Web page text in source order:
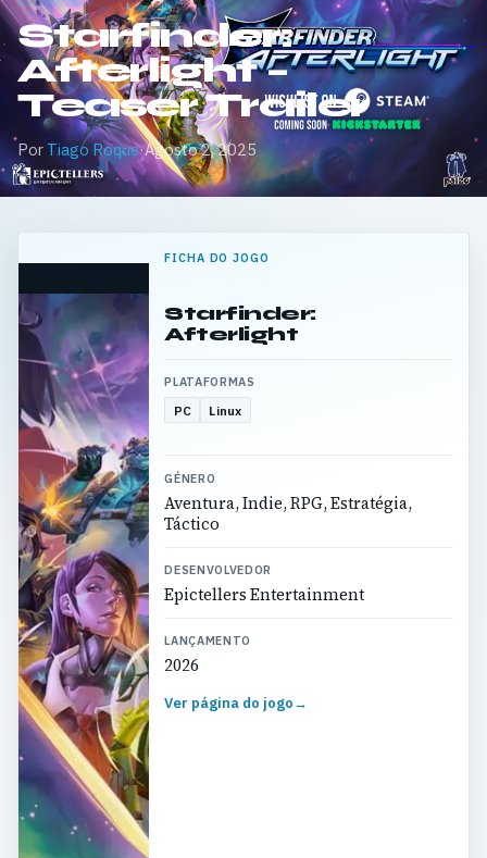
Starfinder:
Afterlight –
Teaser Trailer
PorTiago Roque·Agosto 2, 2025
FICHA DO JOGO
Starfinder:
Afterlight
PLATAFORMAS
PC Linux
GÉNERO
Aventura, Indie, RPG, Estratégia,
Táctico
DESENVOLVEDOR
Epictellers Entertainment
LANÇAMENTO
2026
Ver página do jogo→